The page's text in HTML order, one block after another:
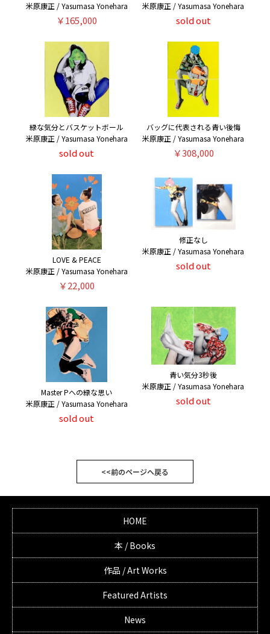
米原康正 / Yasumasa Yonehara
￥165,000
米原康正 / Yasumasa Yonehara
sold out
緑な気分とバスケットボール
米原康正 / Yasumasa Yonehara
sold out
バッグに代表される青い後悔
米原康正 / Yasumasa Yonehara
￥308,000
LOVE & PEACE
米原康正 / Yasumasa Yonehara
￥22,000
修正なし
米原康正 / Yasumasa Yonehara
sold out
Master Pへの緑な思い
米原康正 / Yasumasa Yonehara
sold out
青い気分3秒後
米原康正 / Yasumasa Yonehara
sold out
<<前のページへ戻る
HOME
本 / Books
作品 / Art Works
Featured Artists
News